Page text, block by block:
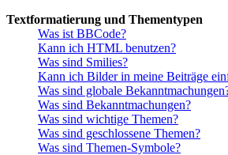
Textformatierung und Thementypen
Was ist BBCode?
Kann ich HTML benutzen?
Was sind Smilies?
Kann ich Bilder in meine Beiträge
Was sind globale
Was sind Bekanntmachungen?
Was sind wichtige Themen?
Was sind geschlossene Themen?
Was sind Themen-Symbole?